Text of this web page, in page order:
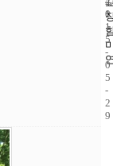
1
0
1
5
-
0
5
-
2
9